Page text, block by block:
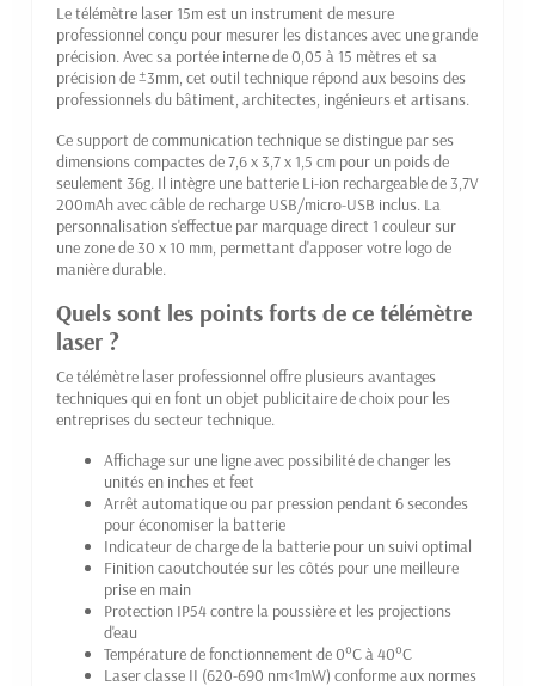
Le télémètre laser 15m est un instrument de mesure
professionnel conçu pour mesurer les distances avec une grande
précision. Avec sa portée interne de 0,05 à 15 mètres et sa
précision de ±3mm, cet outil technique répond aux besoins des
professionnels du bâtiment, architectes, ingénieurs et artisans.
Ce support de communication technique se distingue par ses
dimensions compactes de 7,6 x 3,7 x 1,5 cm pour un poids de
seulement 36g. Il intègre une batterie Li-ion rechargeable de 3,7V
200mAh avec câble de recharge USB/micro-USB inclus. La
personnalisation s'effectue par marquage direct 1 couleur sur
une zone de 30 x 10 mm, permettant d'apposer votre logo de
manière durable.
Quels sont les points forts de ce télémètre
laser ?
Ce télémètre laser professionnel offre plusieurs avantages
techniques qui en font un objet publicitaire de choix pour les
entreprises du secteur technique.
Affichage sur une ligne avec possibilité de changer les
unités en inches et feet
Arrêt automatique ou par pression pendant 6 secondes
pour économiser la batterie
Indicateur de charge de la batterie pour un suivi optimal
Finition caoutchoutée sur les côtés pour une meilleure
prise en main
Protection IP54 contre la poussière et les projections
d'eau
Température de fonctionnement de 0°C à 40°C
Laser classe II (620-690 nm<1mW) conforme aux normes